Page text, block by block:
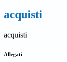
acquisti
acquisti
Allegati